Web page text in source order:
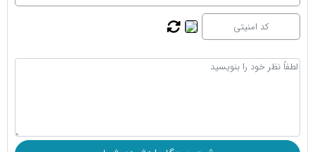
مورد نظر خود را بررسی و مقایسه کنید. برای خرید اینترنتی
دستگاه فشارخون بازویی، عقربه‌ای یا مچی از بهترین برندهای
دنیا مانندامرون،گلامور،بیور،بریسک،بی ول،زنیت مدو ...
همواره کنار شما هستیم تا بهترین انتخاب را داشته باشید و